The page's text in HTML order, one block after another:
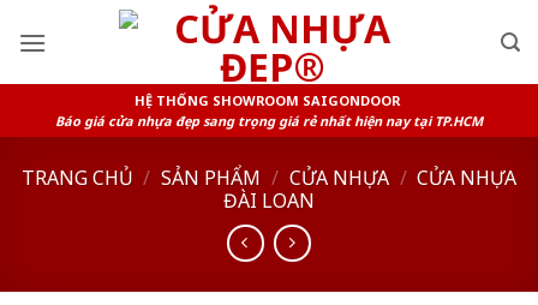
HỆ THỐNG SHOWROOM SAIGONDOOR
Báo giá cửa nhựa đẹp sang trọng giá rẻ nhất hiện nay tại TP.HCM
TRANG CHỦ / SẢN PHẨM / CỬA NHỰA / CỬA NHỰA
ĐÀI LOAN